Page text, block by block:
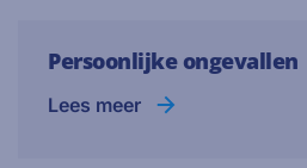
Persoonlijke ongevallen
Lees meer